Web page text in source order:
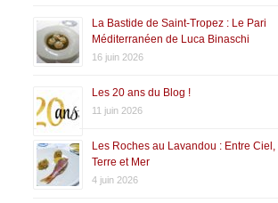
La Bastide de Saint-Tropez : Le Pari
Méditerranéen de Luca Binaschi
16 juin 2026
Les 20 ans du Blog !
11 juin 2026
Les Roches au Lavandou : Entre Ciel,
Terre et Mer
4 juin 2026